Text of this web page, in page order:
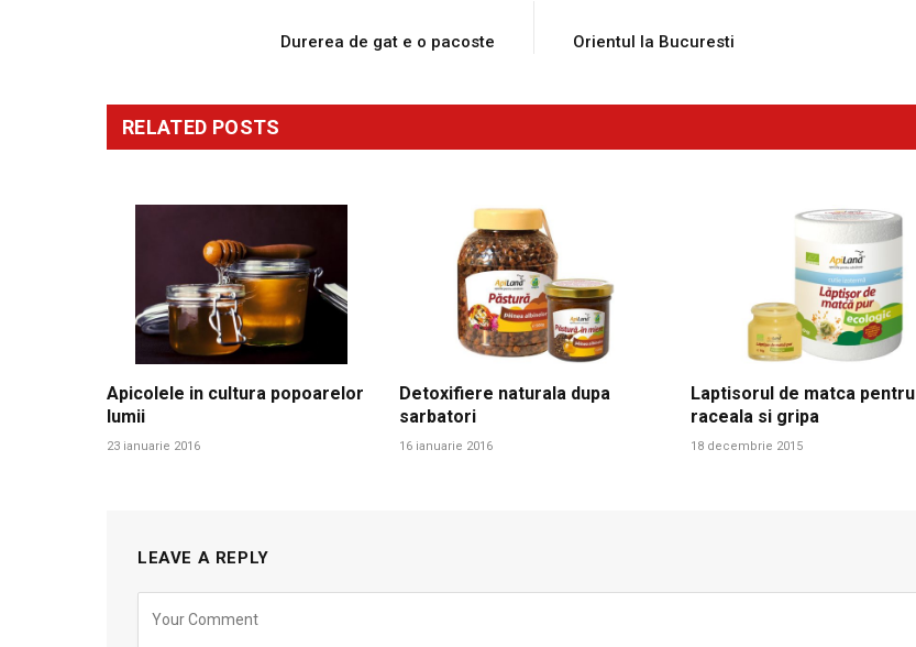
Durerea de gat e o pacoste Orientul la Bucuresti
RELATED POSTS
Apicolele in cultura popoarelor
lumii
23 ianuarie 2016
Detoxifiere naturala dupa
sarbatori
16 ianuarie 2016
Laptisorul de matca pentru
raceala si gripa
18 decembrie 2015
LEAVE A REPLY